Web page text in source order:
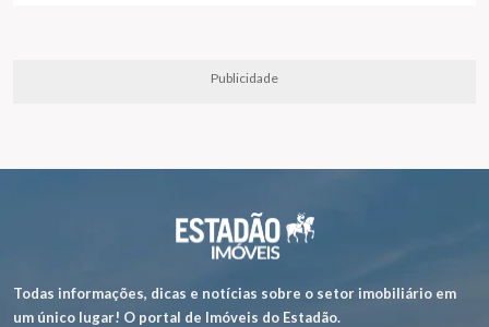
Publicidade
Todas informações, dicas e notícias sobre o setor imobiliário em
um único lugar! O portal de Imóveis do Estadão.